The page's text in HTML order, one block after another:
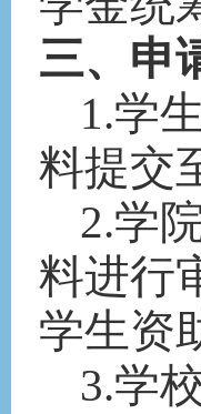
三、申
1.学
料提交
2.学
料进行
学生资
3.学